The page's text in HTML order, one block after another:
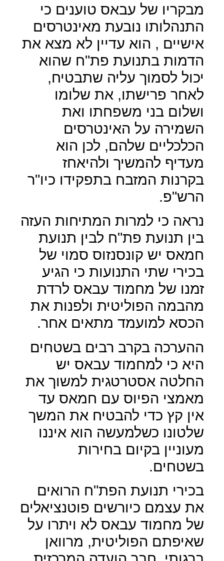
מבקריו של עבאס טוענים כי
התנהלותו נובעת מאינטרסים
אישיים , הוא עדיין לא מצא את
הדמות בתנועת פת"ח שהוא
יכול לסמוך עליה שתבטיח,
לאחר פרישתו, את שלומו
ושלום בני משפחתו ואת
השמירה על האינטרסים
הכלכליים שלהם, לכן הוא
מעדיף להמשיך ולהיאחז
בקרנות המזבח בתפקידו כיו"ר
הרש"פ.
נראה כי למרות המתיחות העזה
בין תנועת פת"ח לבין תנועת
חמאס יש קונסנזוס סמוי של
בכירי שתי התנועות כי הגיע
זמנו של מחמוד עבאס לרדת
מהבמה הפוליטית ולפנות את
הכסא למועמד מתאים אחר.
ההערכה בקרב רבים בשטחים
היא כי למחמוד עבאס יש
החלטה אסטרטגית למשוך את
מאמצי הפיוס עם חמאס עד
אין קץ כדי להבטיח את המשך
שלטונו כשלמעשה הוא איננו
מעוניין בקיום בחירות
בשטחים.
בכירי תנועת הפת"ח הרואים
את עצמם כיורשים פוטנציאלים
של מחמוד עבאס לא ויתרו על
שאיפתם הפוליטית, מרוואן